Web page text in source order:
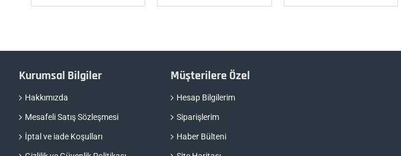
Kurumsal Bilgiler
Hakkımızda
Mesafeli Satış Sözleşmesi
İptal ve iade Koşulları
Müşterilere Özel
Hesap Bilgilerim
Siparişlerim
Haber Bülteni